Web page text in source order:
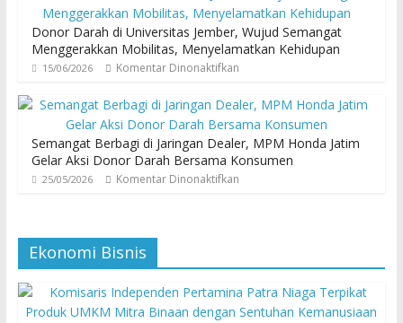
Donor Darah di Universitas Jember, Wujud Semangat
Menggerakkan Mobilitas, Menyelamatkan Kehidupan
15/06/2026 Komentar Dinonaktifkan
Semangat Berbagi di Jaringan Dealer, MPM Honda Jatim
Gelar Aksi Donor Darah Bersama Konsumen
25/05/2026 Komentar Dinonaktifkan
Ekonomi Bisnis